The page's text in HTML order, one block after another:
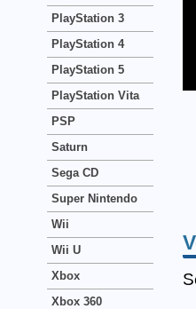
PlayStation 3
PlayStation 4
PlayStation 5
PlayStation Vita
PSP
Saturn
Sega CD
Super Nintendo
Wii
Wii U
Xbox
Xbox 360